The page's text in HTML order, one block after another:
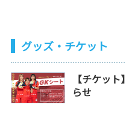
グッズ・チケット
【チケッ
らせ